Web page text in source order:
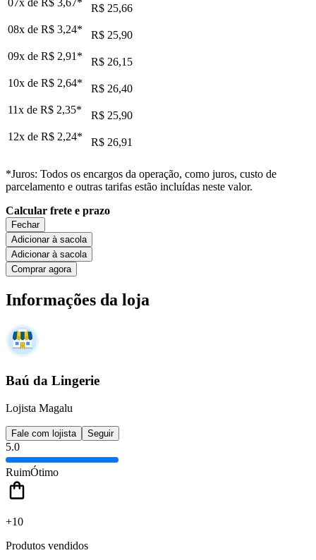
R$ 25,66
08x de R$ 3,24*
R$ 25,90
09x de R$ 2,91 *
R$ 26,15
10x de R$ 2,64*
R$ 26,40
11x de R$ 2,35*
R$ 25,90
12x de R$ 2,24* R$ 26,91
*Juros: Todos os encargos da operação, como juros, custo de
parcelamento e outras tarifas estão incluídas neste valor.
Calcular frete e prazo
Fechar
Adicionar à sacola
Adicionar à sacola
Comprar agora
Informações da loja
Baú da Lingerie
Lojista Magalu
Fale com lojista Seguir
5.0
RuimÓtimo
+10
Produtos vendidos